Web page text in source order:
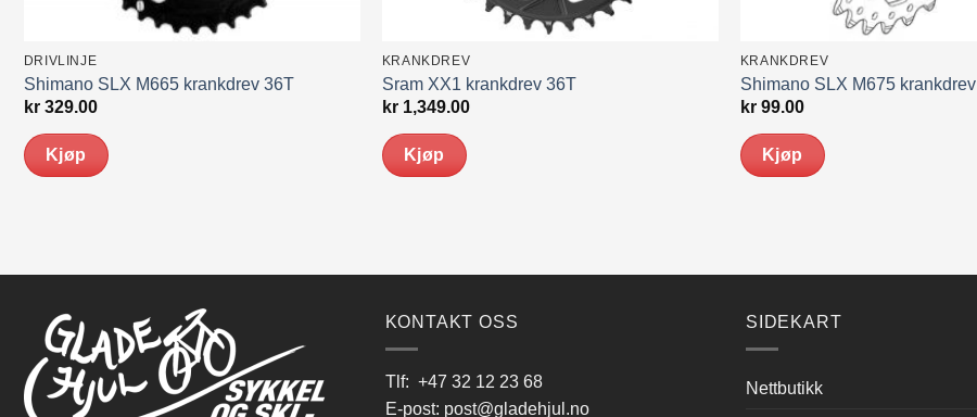
DRIVLINJE
Shimano SLX M665 krankdrev 36T
kr329.00
Kjøp
KRANKDREV
Sram XX1 krankdrev 36T
kr1,349.00
Kjøp
KRANKDREV
Shimano SLX M675 krankdrev
kr99.00
Kjøp
KONTAKT OSS
Tlf: +47 32 12 23 68
E-post: post@gladehjul.no
SIDEKART
Nettbutikk